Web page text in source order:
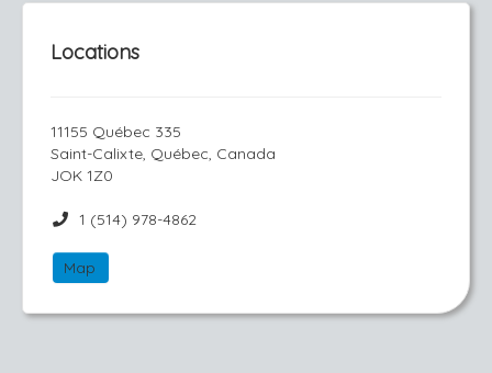
Locations
11155 Québec 335
Saint-Calixte, Québec, Canada
JOK 1Z0
1 (514) 978-4862
Map